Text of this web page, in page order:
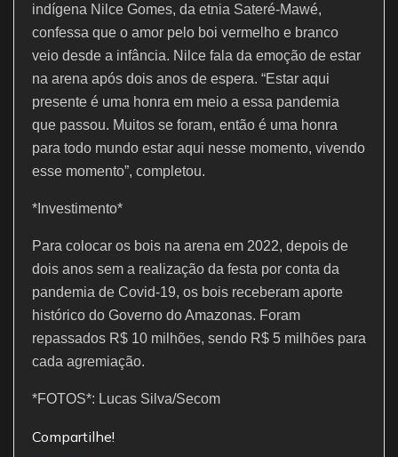
indígena Nilce Gomes, da etnia Sateré-Mawé,
confessa que o amor pelo boi vermelho e branco
veio desde a infância. Nilce fala da emoção de estar
na arena após dois anos de espera. “Estar aqui
presente é uma honra em meio a essa pandemia
que passou. Muitos se foram, então é uma honra
para todo mundo estar aqui nesse momento, vivendo
esse momento”, completou.
*Investimento*
Para colocar os bois na arena em 2022, depois de
dois anos sem a realização da festa por conta da
pandemia de Covid-19, os bois receberam aporte
histórico do Governo do Amazonas. Foram
repassados R$ 10 milhões, sendo R$ 5 milhões para
cada agremiação.
*FOTOS*: Lucas Silva/Secom
Compartilhe!